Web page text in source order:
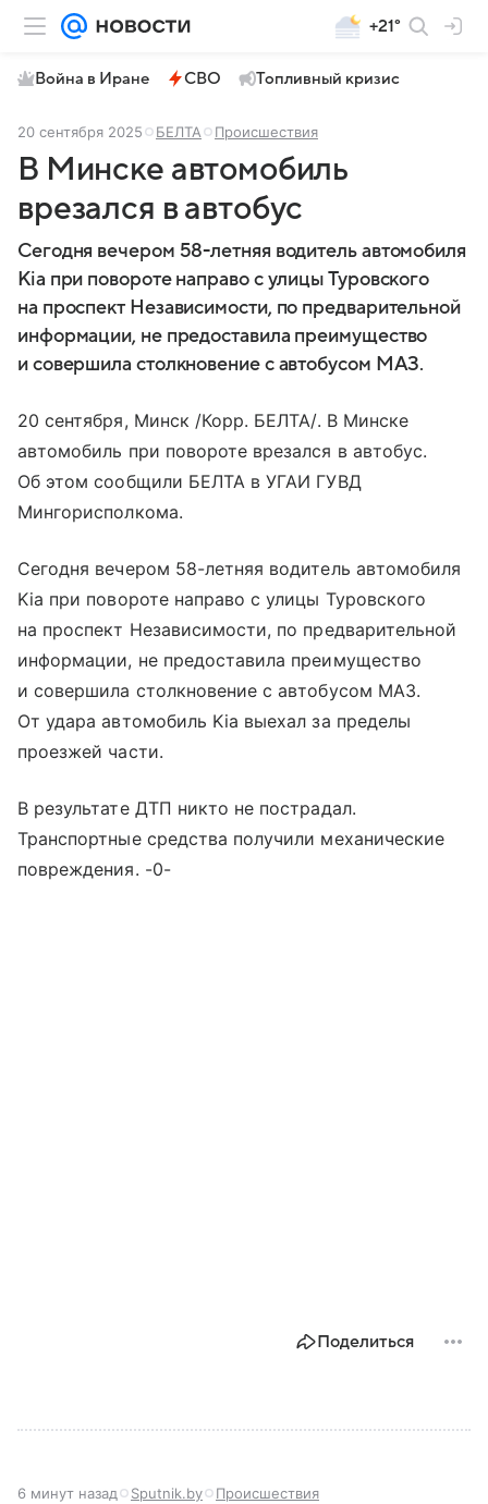
+21°
Война в Иране СВО Топливный кризис
20 сентября 2025 БЕЛТА Происшествия
В Минске автомобиль
врезался в автобус
Сегодня вечером 58-летняя водитель автомобиля
Kia при повороте направо с улицы Туровского
на проспект Независимости, по предварительной
информации, не предоставила преимущество
и совершила столкновение с автобусом МАЗ.
20 сентября, Минск /Корр. БЕЛТА/. В Минске
автомобиль при повороте врезался в автобус.
Об этом сообщили БЕЛТА в УГАИ ГУВД
Мингорисполкома.
Сегодня вечером 58-летняя водитель автомобиля
Kia при повороте направо с улицы Туровского
на проспект Независимости, по предварительной
информации, не предоставила преимущество
и совершила столкновение с автобусом МАЗ.
От удара автомобиль Kia выехал за пределы
проезжей части.
В результате ДТП никто не пострадал.
Транспортные средства получили механические
повреждения. -0-
Поделиться
6 минут назад Sputnik.by Происшествия